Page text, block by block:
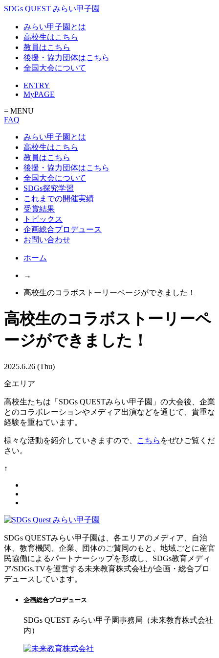
SDGs QUEST みらい甲子園
みらい甲子園とは
高校生はこちら
教員はこちら
後援・協力団体はこちら
全国大会について
ENTRY
MyPAGE
= MENU
FAQ
みらい甲子園とは
高校生はこちら
教員はこちら
後援・協力団体はこちら
全国大会について
SDGs探究学習
これまでの開催実績
受賞結果
トピックス
企画総合プロデュース
お問い合わせ
ホーム
→
高校生のコラボストーリーページができました！
高校生のコラボストーリーペ
ージができました！
2025.6.26 (Thu)
全エリア
高校生たちは「SDGs QUESTみらい甲子園」の大会後、企業
とのコラボレーションやメディア出演などを通じて、貴重な
経験を重ねています。
様々な活動を紹介していきますので、 こちら をぜひご覧くだ
さい。
↑
SDGs QUESTみらい甲子園は、各エリアのメディア、自治
体、教育機関、企業、団体のご賛同のもと、地域ごとに産官
民協働によるパートナーシップを形成し、SDGs教育メディ
ア/SDGs.TVを運営する未来教育株式会社が企画・総合プロ
デュースしています。
企画総合プロデュース
SDGs QUEST みらい甲子園事務局（未来教育株式会社
内）